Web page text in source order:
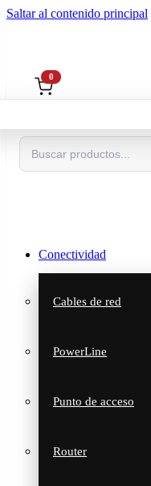
Saltar al contenido principal
Buscar
0
Conectividad
Cables de red
PowerLine
Punto de acceso
Router